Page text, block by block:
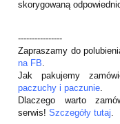
skorygowaną
----------------
Zapraszamy do
na FB
Jak pakujemy
paczuchy i paczunie
Dlaczego warto
serwis! Szczegóły tutaj